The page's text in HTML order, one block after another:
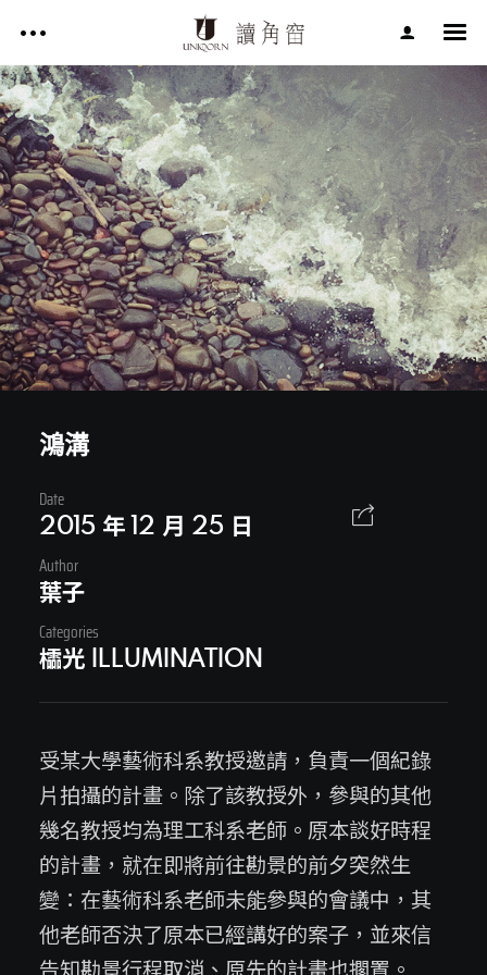
鴻溝
Date
2015 年 12 月 25 日
Author
葉子
Categories
櫺光 ILLUMINATION
受某大學藝術科系教授邀請，負責一個紀錄
片拍攝的計畫。 除了該教授外，參與的其他
幾名教授均為理工科系老師。原本談好時程
的計畫，就在即將前往勘景的前夕突然生
變：在藝術科系老師未能參與的會議中，其
他老師否決了原本已經講好的案子，並來信
告知勘景行程取消、原先的計畫也擱置 。
影片作品 FILM WORKS
網站作品 WEBSITES
視覺設計 GRAPHIC DESIGN
專案服務 SERVICE
文章 ARTICLES
關於讀角窗 ABOUT UNIQORN
影片作品 FILM WORKS
網站作品 WEBSITES
視覺設計 GRAPHIC DESIGN
專案服務 SERVICE
關於讀角窗 ABOUT UNIQORN
CONTACT US
影片製作｜視覺設計
eric@uniqorn.com.tw
網站製作｜數位平台